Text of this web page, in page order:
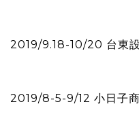
2019/9.18-10/20 台東
2019/8-5-9/12 小日子